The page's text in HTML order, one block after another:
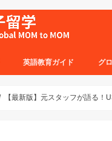
英語教育ガイド グ
【最新版】元スタッフが語る！